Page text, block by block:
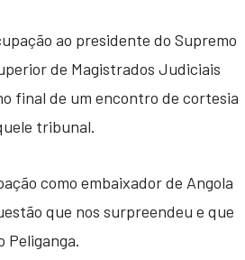
ao presidente do Supremo
de Magistrados Judiciais
final de um encontro de cortesia
tribunal.
como embaixador de Angola
que nos surpreendeu e que
Peliganga.